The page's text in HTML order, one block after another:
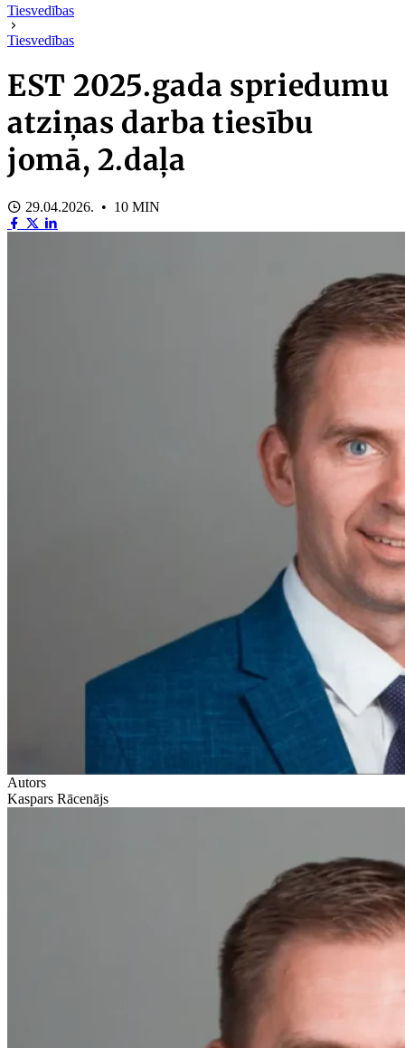
Tiesvedības
Tiesvedības
EST 2025.gada spriedumu
atziņas darba tiesību
jomā, 2.daļa
29.04.2026. • 10 MIN
Autors
Kaspars Rācenājs